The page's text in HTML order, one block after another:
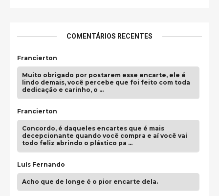
COMENTÁRIOS RECENTES
Francierton
Muito obrigado por postarem esse encarte, ele é
lindo demais, você percebe que foi feito com toda
dedicação e carinho, o …
Francierton
Concordo, é daqueles encartes que é mais
decepcionante quando você compra e aí você vai
todo feliz abrindo o plástico pa …
Luís Fernando
Acho que de longe é o pior encarte dela.